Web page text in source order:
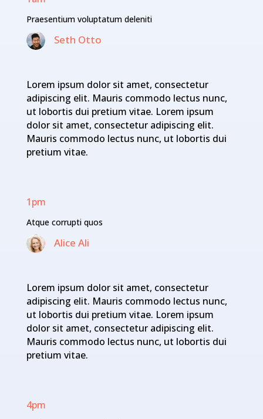
Praesentium voluptatum deleniti
Seth Otto
Lorem ipsum dolor sit amet, consectetur
adipiscing elit. Mauris commodo lectus nunc,
ut lobortis dui pretium vitae. Lorem ipsum
dolor sit amet, consectetur adipiscing elit.
Mauris commodo lectus nunc, ut lobortis dui
pretium vitae.
1pm
Atque corrupti quos
Alice Ali
Lorem ipsum dolor sit amet, consectetur
adipiscing elit. Mauris commodo lectus nunc,
ut lobortis dui pretium vitae. Lorem ipsum
dolor sit amet, consectetur adipiscing elit.
Mauris commodo lectus nunc, ut lobortis dui
pretium vitae.
4pm